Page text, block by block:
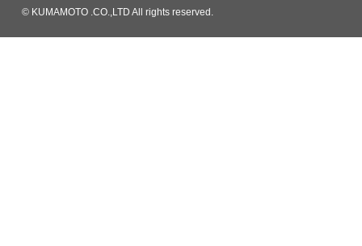
© KUMAMOTO .CO.,LTD All rights reserved.